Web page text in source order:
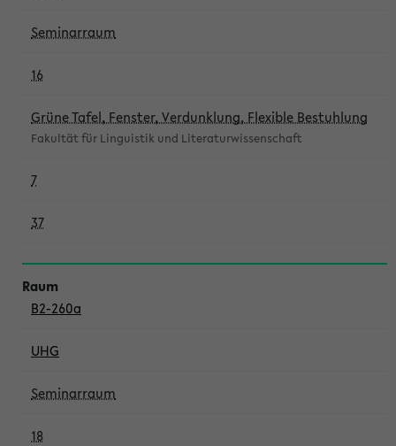
Seminarraum
16
Grüne Tafel, Fenster, Verdunklung, Flexible Bestuhlung
Fakultät für Linguistik und Literaturwissenschaft
7
37
B2-260a
UHG
Seminarraum
18